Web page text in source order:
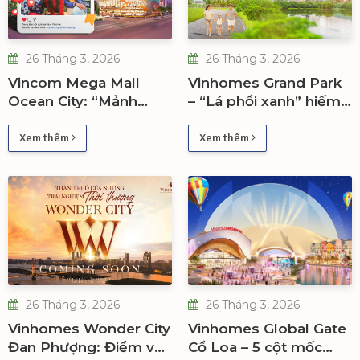
26 Tháng 3, 2026
Vincom Mega Mall
Ocean City: “Mảnh
chu kỳ tăng giá bất
động sản phía Đông
Hà Nội
Xem thêm
26 Tháng 3, 2026
Vinhomes Grand Park
– “Lá phổi xanh” hiếm
vững tại TP.HCM
Xem thêm
26 Tháng 3, 2026
Vinhomes Wonder City
Đan Phượng: Điểm vào
26 Tháng 3, 2026
Vinhomes Global Gate
Cổ Loa – 5 cột mốc